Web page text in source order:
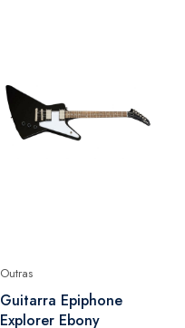
Outras
Guitarra Epiphone
Explorer Ebony